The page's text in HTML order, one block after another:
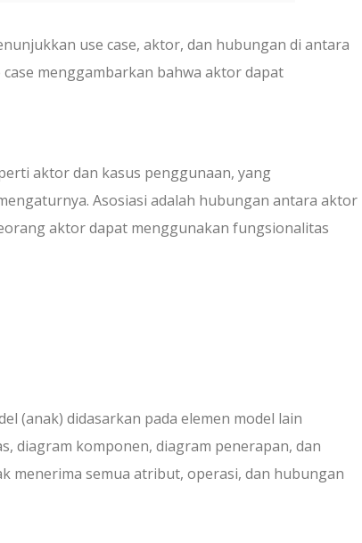
use case, aktor, dan hubungan di antara
menggambarkan bahwa aktor dapat
aktor dan kasus penggunaan, yang
Asosiasi adalah hubungan antara aktor
aktor dapat menggunakan fungsionalitas
(anak) didasarkan pada elemen model lain
diagram komponen, diagram penerapan, dan
menerima semua atribut, operasi, dan hubungan